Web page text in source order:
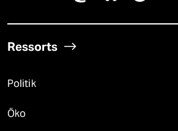
Ressorts
Politik
Öko